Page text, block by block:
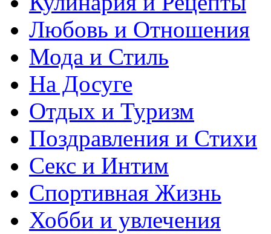
Любовь и Отношения
Мода и Стиль
На Досуге
Отдых и Туризм
Поздравления и Стихи
Секс и Интим
Спортивная Жизнь
Хобби и увлечения